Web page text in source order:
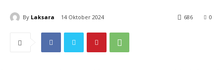
By Laksara 14 Oktober 2024 0
686